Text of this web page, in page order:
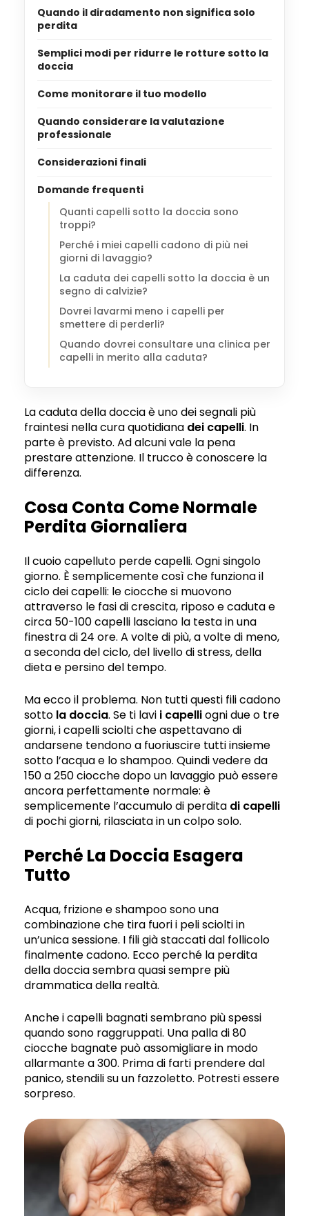
Quando il diradamento non significa solo
perdita
Semplici modi per ridurre le rotture sotto la
doccia
Come monitorare il tuo modello
Quando considerare la valutazione
professionale
Considerazioni finali
Domande frequenti
Quanti capelli sotto la doccia sono
troppi?
Perché i miei capelli cadono di più nei
giorni di lavaggio?
La caduta dei capelli sotto la doccia è un
segno di calvizie?
Dovrei lavarmi meno i capelli per
smettere di perderli?
Quando dovrei consultare una clinica per
capelli in merito alla caduta?
La caduta della doccia è uno dei segnali più
fraintesi nella cura quotidiana dei capelli. In
parte è previsto. Ad alcuni vale la pena
prestare attenzione. Il trucco è conoscere la
differenza.
Cosa Conta Come Normale
Perdita Giornaliera
Il cuoio capelluto perde capelli. Ogni singolo
giorno. È semplicemente così che funziona il
ciclo dei capelli: le ciocche si muovono
attraverso le fasi di crescita, riposo e caduta e
circa 50-100 capelli lasciano la testa in una
finestra di 24 ore. A volte di più, a volte di meno,
a seconda del ciclo, del livello di stress, della
dieta e persino del tempo.
Ma ecco il problema. Non tutti questi fili cadono
sotto la doccia. Se ti lavi i capelliogni due o tre
giorni, i capelli sciolti che aspettavano di
andarsene tendono a fuoriuscire tutti insieme
sotto l’acqua e lo shampoo. Quindi vedere da
150 a 250 ciocche dopo un lavaggio può essere
ancora perfettamente normale: è
semplicemente l’accumulo di perdita di capelli
di pochi giorni, rilasciata in un colpo solo.
Perché La Doccia Esagera
Tutto
Acqua, frizione e shampoo sono una
combinazione che tira fuori i peli sciolti in
un’unica sessione. I fili già staccati dal follicolo
finalmente cadono. Ecco perché la perdita
della doccia sembra quasi sempre più
drammatica della realtà.
Anche i capelli bagnati sembrano più spessi
quando sono raggruppati. Una palla di 80
ciocche bagnate può assomigliare in modo
allarmante a 300. Prima di farti prendere dal
panico, stendili su un fazzoletto. Potresti essere
sorpreso.